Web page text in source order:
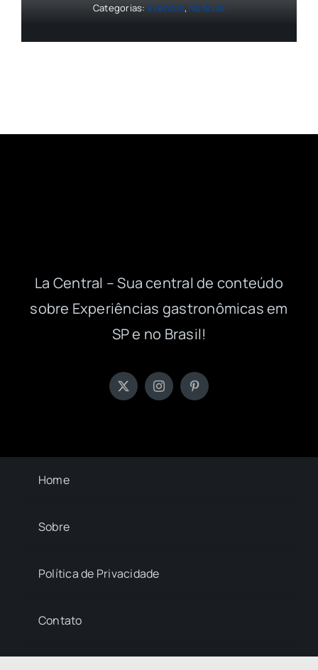
Categorias: Eventos, Notícias
La Central – Sua central de conteúdo
sobre Experiências gastronômicas em
SP e no Brasil!
Home
Sobre
Política de Privacidade
Contato